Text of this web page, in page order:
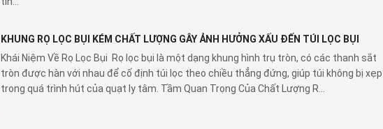
KHUNG RỌ LỌC BỤI KÉM CHẤT LƯỢNG GÂY ẢNH HƯỞNG XẤU ĐẾN TÚI LỌC BỤI
Khái Niệm Về Rọ Lọc Bụi Rọ lọc bụi là một dạng khung hình trụ tròn, có các thanh sắt
tròn được hàn với nhau để cố định túi lọc theo chiều thẳng đứng, giúp túi không bị xẹp
trong quá trình hút của quạt ly tâm. Tầm Quan Trọng Của Chất Lượng R...